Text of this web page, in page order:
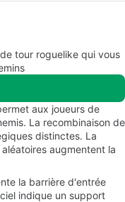
tour roguelike qui vous
aux joueurs de
La recombinaison de
distinctes. La
augmentent la
la barrière d'entrée
indique un support